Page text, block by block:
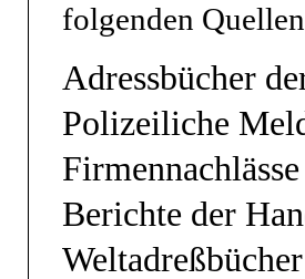
folgenden
Adressbücher
Polizeiliche
Berichte der